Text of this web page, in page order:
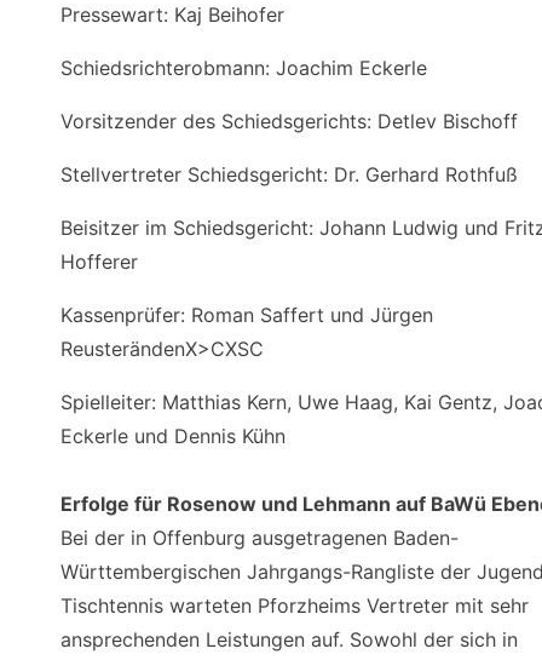
Pressewart: Kaj Beihofer
Schiedsrichterobmann: Joachim Eckerle
Vorsitzender des Schiedsgerichts: Detlev Bischoff
Stellvertreter Schiedsgericht: Dr. Gerhard Rothfuß
Beisitzer im Schiedsgericht: Johann Ludwig und
Hofferer
Kassenprüfer: Roman Saffert und Jürgen
ReusterändenX>CXSC
Spielleiter: Matthias Kern, Uwe Haag, Kai Gentz,
Eckerle und Dennis Kühn
Erfolge für Rosenow und Lehmann auf BaWü
Bei der in Offenburg ausgetragenen Baden-
Württembergischen Jahrgangs-Rangliste der
Tischtennis warteten Pforzheims Vertreter mit sehr
ansprechenden Leistungen auf. Sowohl der sich in